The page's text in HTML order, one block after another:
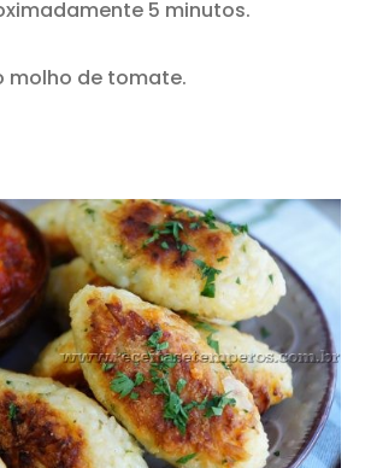
5 minutos.
molho de tomate.